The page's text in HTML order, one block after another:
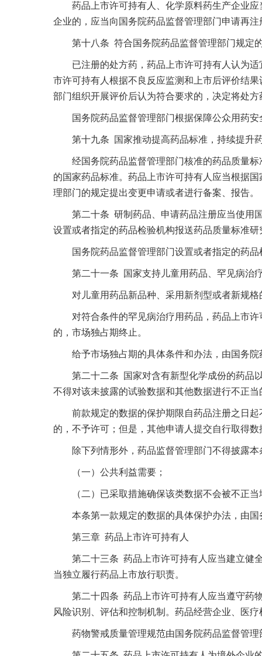
药品上市许可持有人、化学原料药生产企业应
企业的，应当向国务院药品监督管理部门申请再注
第十八条 符合国务院药品监督管理部门规定的
已注册的处方药，药品上市许可持有人认为适
市许可持有人根据不良反应监测和上市后评价结
部门组织开展评价后认为符合要求的，决定将处
国务院药品监督管理部门根据保障公众用药安
第十九条 国家推动提高药品标准，持续提升
经国务院药品监督管理部门核准的药品质量标
的国家药品标准。药品上市许可持有人应当根据
理部门的规定提出变更申请或者进行备案、报告。
第二十条 研制药品、申请药品注册应当使用国
设置或者指定的药品检验机构报送药品质量标准
国务院药品监督管理部门设置或者指定的药品
第二十一条 国家支持儿童用药品、罕见病治
对儿童用药品新品种、采用新剂型或者新规格
对符合条件的罕见病治疗用药品，药品上市许
的，市场独占期终止。
给予市场独占期的具体条件和办法，由国务院
第二十二条 国家对含有新型化学成份的药品以
不得对该未披露的试验数据和其他数据进行不正当
前款规定的数据的保护期限自药品注册之日起
的，不予许可；但是，其他申请人提交自行取得数
除下列情形外，药品监督管理部门不得披露本
（一）公共利益需要；
（二）已采取措施确保该类数据不会被不正当
本条第一款规定的数据的具体保护办法，由国
第三章 药品上市许可持有人
第二十三条 药品上市许可持有人应当建立健全
当独立履行药品上市放行职责。
第二十四条 药品上市许可持有人应当遵守药物
风险识别、评估和控制机制。药品经营企业、医
药物警戒质量管理规范由国务院药品监督管理